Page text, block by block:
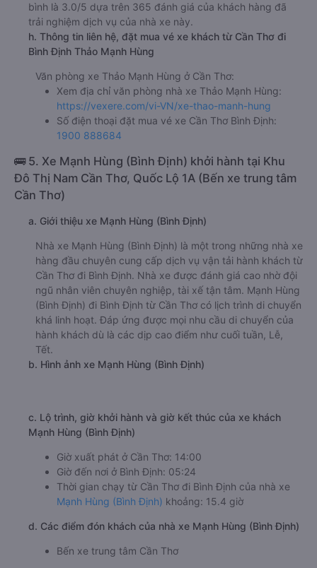
bình là 3.0/5 dựa trên 365 đánh giá của khách hàng đã
trải nghiệm dịch vụ của nhà xe này.
h. Thông tin liên hệ, đặt mua vé xe khách từ Cần Thơ đi
Bình Định Thảo Mạnh Hùng
Văn phòng xe Thảo Mạnh Hùng ở Cần Thơ:
Xem địa chỉ văn phòng nhà xe Thảo Mạnh Hùng:
https://vexere.com/vi-VN/xe-thao-manh-hung
Số điện thoại đặt mua vé xe Cần Thơ Bình Định:
1900 888684
🚌 5. Xe Mạnh Hùng (Bình Định) khởi hành tại Khu
Đô Thị Nam Cần Thơ, Quốc Lộ 1A (Bến xe trung tâm
Cần Thơ)
a. Giới thiệu xe Mạnh Hùng (Bình Định)
Nhà xe Mạnh Hùng (Bình Định) là một trong những nhà xe
hàng đầu chuyên cung cấp dịch vụ vận tải hành khách từ
Cần Thơ đi Bình Định. Nhà xe được đánh giá cao nhờ đội
ngũ nhân viên chuyên nghiệp, tài xế tận tâm. Mạnh Hùng
(Bình Định) đi Bình Định từ Cần Thơ có lịch trình di chuyển
khá linh hoạt. Đáp ứng được mọi nhu cầu di chuyển của
hành khách dù là các dịp cao điểm như cuối tuần, Lễ,
Tết.
b. Hình ảnh xe Mạnh Hùng (Bình Định)
c. Lộ trình, giờ khởi hành và giờ kết thúc của xe khách
Mạnh Hùng (Bình Định)
Giờ xuất phát ở Cần Thơ: 14:00
Giờ đến nơi ở Bình Định: 05:24
Thời gian chạy từ Cần Thơ đi Bình Định của nhà xe
Mạnh Hùng (Bình Định) khoảng: 15.4 giờ
d. Các điểm đón khách của nhà xe Mạnh Hùng (Bình Định)
Bến xe trung tâm Cần Thơ